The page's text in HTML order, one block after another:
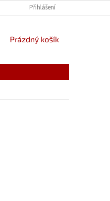
Přihlášení
NÁKUPNÍ
Prázdný košík